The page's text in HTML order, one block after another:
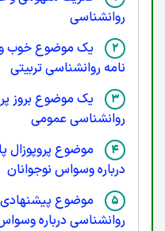
روانشناسی
یک موضوع خوب و
نامه روانشناسی تربیتی
یک موضوع بروز
روانشناسی عمومی
موضوع پروپوزال
درباره وسواس نوجوانان
موضوع پیشنهادی
روانشناسی درباره